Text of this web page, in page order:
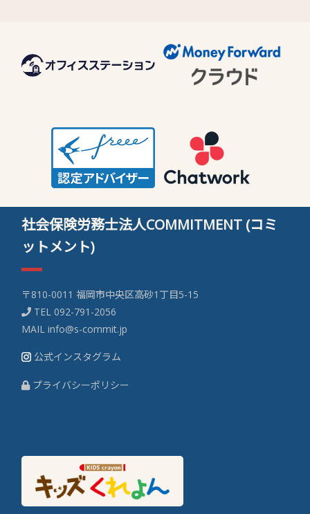
社会保険労務士法人COMMITMENT (コミ
ットメント)
〒810-0011 福岡市中央区高砂1丁目5-15
TEL092-791-2056
MAILinfo@s-commit.jp
公式インスタグラム
プライバシーポリシー